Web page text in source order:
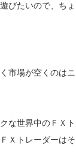
びたいので、ちょ
市場が空くのは
な世界中のＦＸ
Ｘトレーダーは